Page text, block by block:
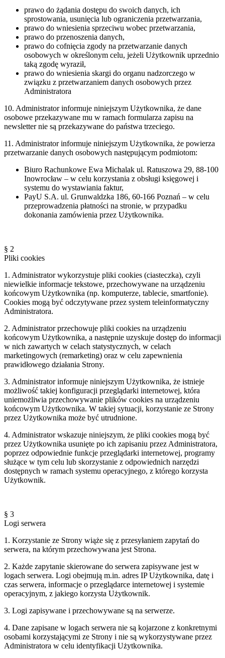
prawo do żądania dostępu do swoich danych, ich
sprostowania, usunięcia lub ograniczenia przetwarzania,
prawo do wniesienia sprzeciwu wobec przetwarzania,
prawo do przenoszenia danych,
prawo do cofnięcia zgody na przetwarzanie danych
osobowych w określonym celu, jeżeli Użytkownik uprzednio
taką zgodę wyraził,
prawo do wniesienia skargi do organu nadzorczego w
związku z przetwarzaniem danych osobowych przez
Administratora
10. Administrator informuje niniejszym Użytkownika, że dane
osobowe przekazywane mu w ramach formularza zapisu na
newsletter nie są przekazywane do państwa trzeciego.
11. Administrator informuje niniejszym Użytkownika, że powierza
przetwarzanie danych osobowych następującym podmiotom:
Biuro Rachunkowe Ewa Michalak ul. Ratuszowa 29, 88-100
Inowrocław – w celu korzystania z obsługi księgowej i
systemu do wystawiania faktur,
PayU S.A. ul. Grunwaldzka 186, 60-166 Poznań – w celu
przeprowadzenia płatności na stronie, w przypadku
dokonania zamówienia przez Użytkownika.
§ 2
Pliki cookies
1. Administrator wykorzystuje pliki cookies (ciasteczka), czyli
niewielkie informacje tekstowe, przechowywane na urządzeniu
końcowym Użytkownika (np. komputerze, tablecie, smartfonie).
Cookies mogą być odczytywane przez system teleinformatyczny
Administratora.
2. Administrator przechowuje pliki cookies na urządzeniu
końcowym Użytkownika, a następnie uzyskuje dostęp do informacji
w nich zawartych w celach statystycznych, w celach
marketingowych (remarketing) oraz w celu zapewnienia
prawidłowego działania Strony.
3. Administrator informuje niniejszym Użytkownika, że istnieje
możliwość takiej konfiguracji przeglądarki internetowej, która
uniemożliwia przechowywanie plików cookies na urządzeniu
końcowym Użytkownika. W takiej sytuacji, korzystanie ze Strony
przez Użytkownika może być utrudnione.
4. Administrator wskazuje niniejszym, że pliki cookies mogą być
przez Użytkownika usunięte po ich zapisaniu przez Administratora,
poprzez odpowiednie funkcje przeglądarki internetowej, programy
służące w tym celu lub skorzystanie z odpowiednich narzędzi
dostępnych w ramach systemu operacyjnego, z którego korzysta
Użytkownik.
§ 3
Logi serwera
1. Korzystanie ze Strony wiąże się z przesyłaniem zapytań do
serwera, na którym przechowywana jest Strona.
2. Każde zapytanie skierowane do serwera zapisywane jest w
logach serwera. Logi obejmują m.in. adres IP Użytkownika, datę i
czas serwera, informacje o przeglądarce internetowej i systemie
operacyjnym, z jakiego korzysta Użytkownik.
3. Logi zapisywane i przechowywane są na serwerze.
4. Dane zapisane w logach serwera nie są kojarzone z konkretnymi
osobami korzystającymi ze Strony i nie są wykorzystywane przez
Administratora w celu identyfikacji Użytkownika.